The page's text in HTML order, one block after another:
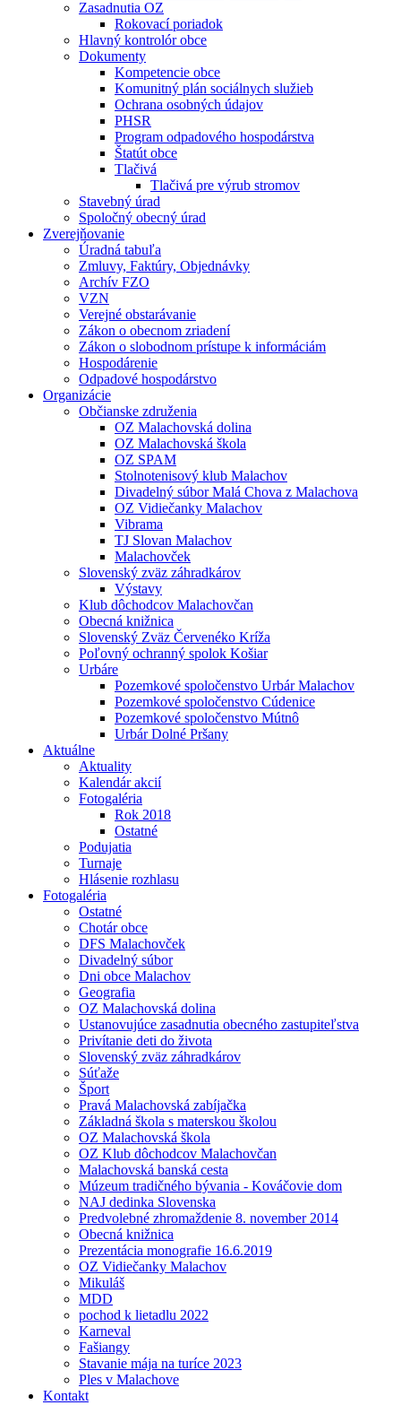
Zasadnutia OZ
Rokovací poriadok
Hlavný kontrolór obce
Dokumenty
Kompetencie obce
Komunitný plán sociálnych služieb
Ochrana osobných údajov
PHSR
Program odpadového hospodárstva
Štatút obce
Tlačivá
Tlačivá pre výrub stromov
Stavebný úrad
Spoločný obecný úrad
Zverejňovanie
Úradná tabuľa
Zmluvy, Faktúry, Objednávky
Archív FZO
VZN
Verejné obstarávanie
Zákon o obecnom zriadení
Zákon o slobodnom prístupe k informáciám
Hospodárenie
Odpadové hospodárstvo
Organizácie
Občianske združenia
OZ Malachovská dolina
OZ Malachovská škola
OZ SPAM
Stolnotenisový klub Malachov
Divadelný súbor Malá Chova z Malachova
OZ Vidiečanky Malachov
Vibrama
TJ Slovan Malachov
Malachovček
Slovenský zväz záhradkárov
Výstavy
Klub dôchodcov Malachovčan
Obecná knižnica
Slovenský Zväz Červenéko Kríža
Poľovný ochranný spolok Košiar
Urbáre
Pozemkové spoločenstvo Urbár Malachov
Pozemkové spoločenstvo Cúdenice
Pozemkové spoločenstvo Mútnô
Urbár Dolné Pršany
Aktuálne
Aktuality
Kalendár akcií
Fotogaléria
Rok 2018
Ostatné
Podujatia
Turnaje
Hlásenie rozhlasu
Fotogaléria
Ostatné
Chotár obce
DFS Malachovček
Divadelný súbor
Dni obce Malachov
Geografia
OZ Malachovská dolina
Ustanovujúce zasadnutia obecného zastupiteľstva
Privítanie deti do života
Slovenský zväz záhradkárov
Súťaže
Šport
Pravá Malachovská zabíjačka
Základná škola s materskou školou
OZ Malachovská škola
OZ Klub dôchodcov Malachovčan
Malachovská banská cesta
Múzeum tradičného bývania - Kováčovie dom
NAJ dedinka Slovenska
Predvolebné zhromaždenie 8. november 2014
Obecná knižnica
Prezentácia monografie 16.6.2019
OZ Vidiečanky Malachov
Mikuláš
MDD
pochod k lietadlu 2022
Karneval
Fašiangy
Stavanie mája na turíce 2023
Ples v Malachove
Kontakt